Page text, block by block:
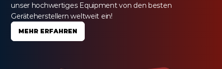
unser hochwertiges Equipment von den besten
Geräteherstellern weltweit ein!
MEHR ERFAHREN